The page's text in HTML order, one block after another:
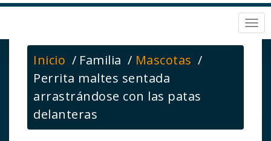
Inicio Familia
Mascotas
Perrita maltes sentada
arrastrándose con las patas
delanteras